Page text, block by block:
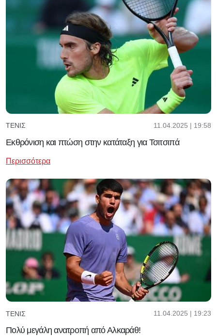
ΤΈΝΙΣ 11.04.2025 | 19:58
Εκθρόνιση και πτώση στην κατάταξη για Τσιτσιπά
Περισσότερα
ΤΈΝΙΣ 11.04.2025 | 19:23
Πολύ μεγάλη ανατροπή από Αλκαράθ!